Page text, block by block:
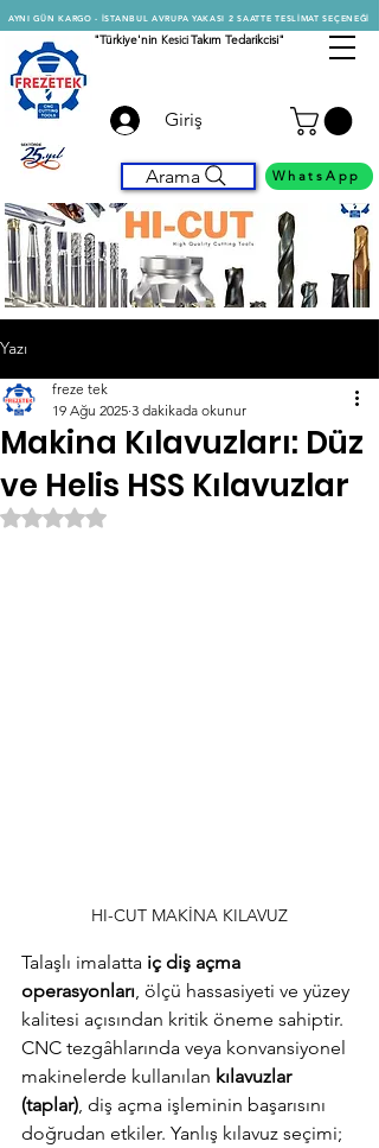
AYNI GÜN KARGO - İSTANBUL AVRUPA YAKASI 2 SAATTE TESLİMAT SEÇENEĞİ
"Türkiye'nin KesiciTakım Tedarikcisi"
Giriş
Arama WhatsApp
Yazı
Makina Kılavuzları: Düz
ve Helis HSS Kılavuzlar
freze tek
19 Ağu 2025 3 dakikada okunur
5 üzerinden NaN yıldız
HI-CUT MAKİNA KILAVUZ
Talaşlı imalatta iç diş açma
operasyonları , ölçü hassasiyeti ve yüzey
kalitesi açısından kritik öneme sahiptir.
CNC tezgâhlarında veya konvansiyonel
makinelerde kullanılan kılavuzlar
(taplar) , diş açma işleminin başarısını
doğrudan etkiler. Yanlış kılavuz seçimi;